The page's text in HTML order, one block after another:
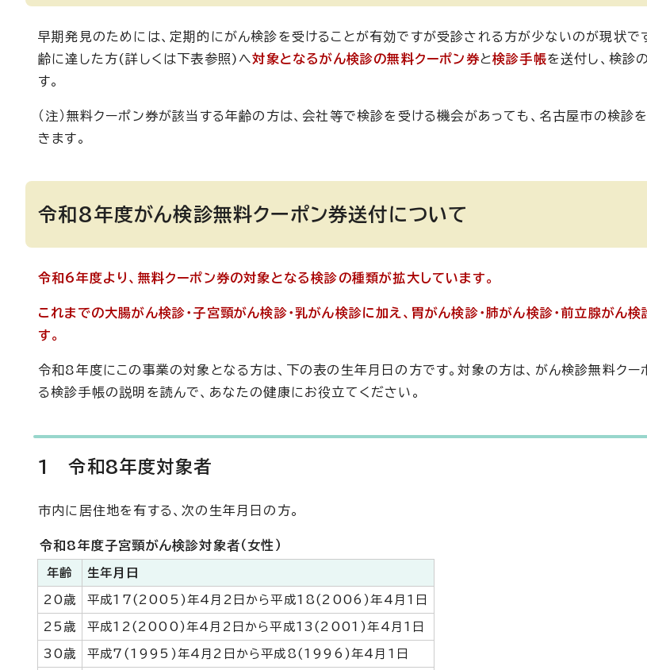
早期発見のためには、定期的にがん検診を受けることが有効ですが受診される方が少ないのが現状で
齢に達した方(詳しくは下表参照)へ対象となるがん検診の無料クーポン券と検診手帳を送付し、検診
す。
（注）無料クーポン券が該当する年齢の方は、会社等で検診を受ける機会があっても、名古屋市の検診
きます。
令和8年度がん検診無料クーポン券送付について
令和6年度より、無料クーポン券の対象となる検診の種類が拡大しています。
これまでの大腸がん検診・子宮頸がん検診・乳がん検診に加え、胃がん検診・肺がん検診・前立腺がん
す。
令和8年度にこの事業の対象となる方は、下の表の生年月日の方です。対象の方は、がん検診無料クー
る検診手帳の説明を読んで、あなたの健康にお役立てください。
1 令和8年度対象者
市内に居住地を有する、次の生年月日の方。
令和8年度子宮頸がん検診対象者（女性）
年齢 生年月日
20歳 平成17(2005)年4月2日から平成18(2006)年4月1日
25歳 平成12(2000)年4月2日から平成13(2001)年4月1日
30歳 平成7(1995)年4月2日から平成8(1996)年4月1日